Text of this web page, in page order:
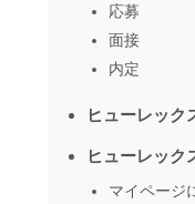
応募
面接
内定
ヒューレック
ヒューレック
マイページ